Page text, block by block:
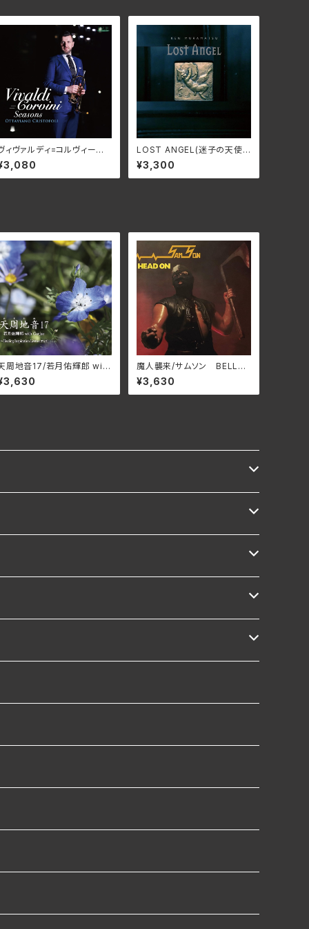
ィヴァルディ=コルヴィーニ:
季/オッタヴィアーノ・クリス
ーフォリ NARD-5083
LOST ANGEL(迷子の天使)
〜村松健ウィンターファンタジ
ー〜/村松健 KNMN-2312
01
¥3,300
周地音17/若月佑輝郎 with
TXTH-0043(仕
:CD)
魔⼈襲来/サムソン BELLE-
264424(仕様:SHM-CD)
¥3,630